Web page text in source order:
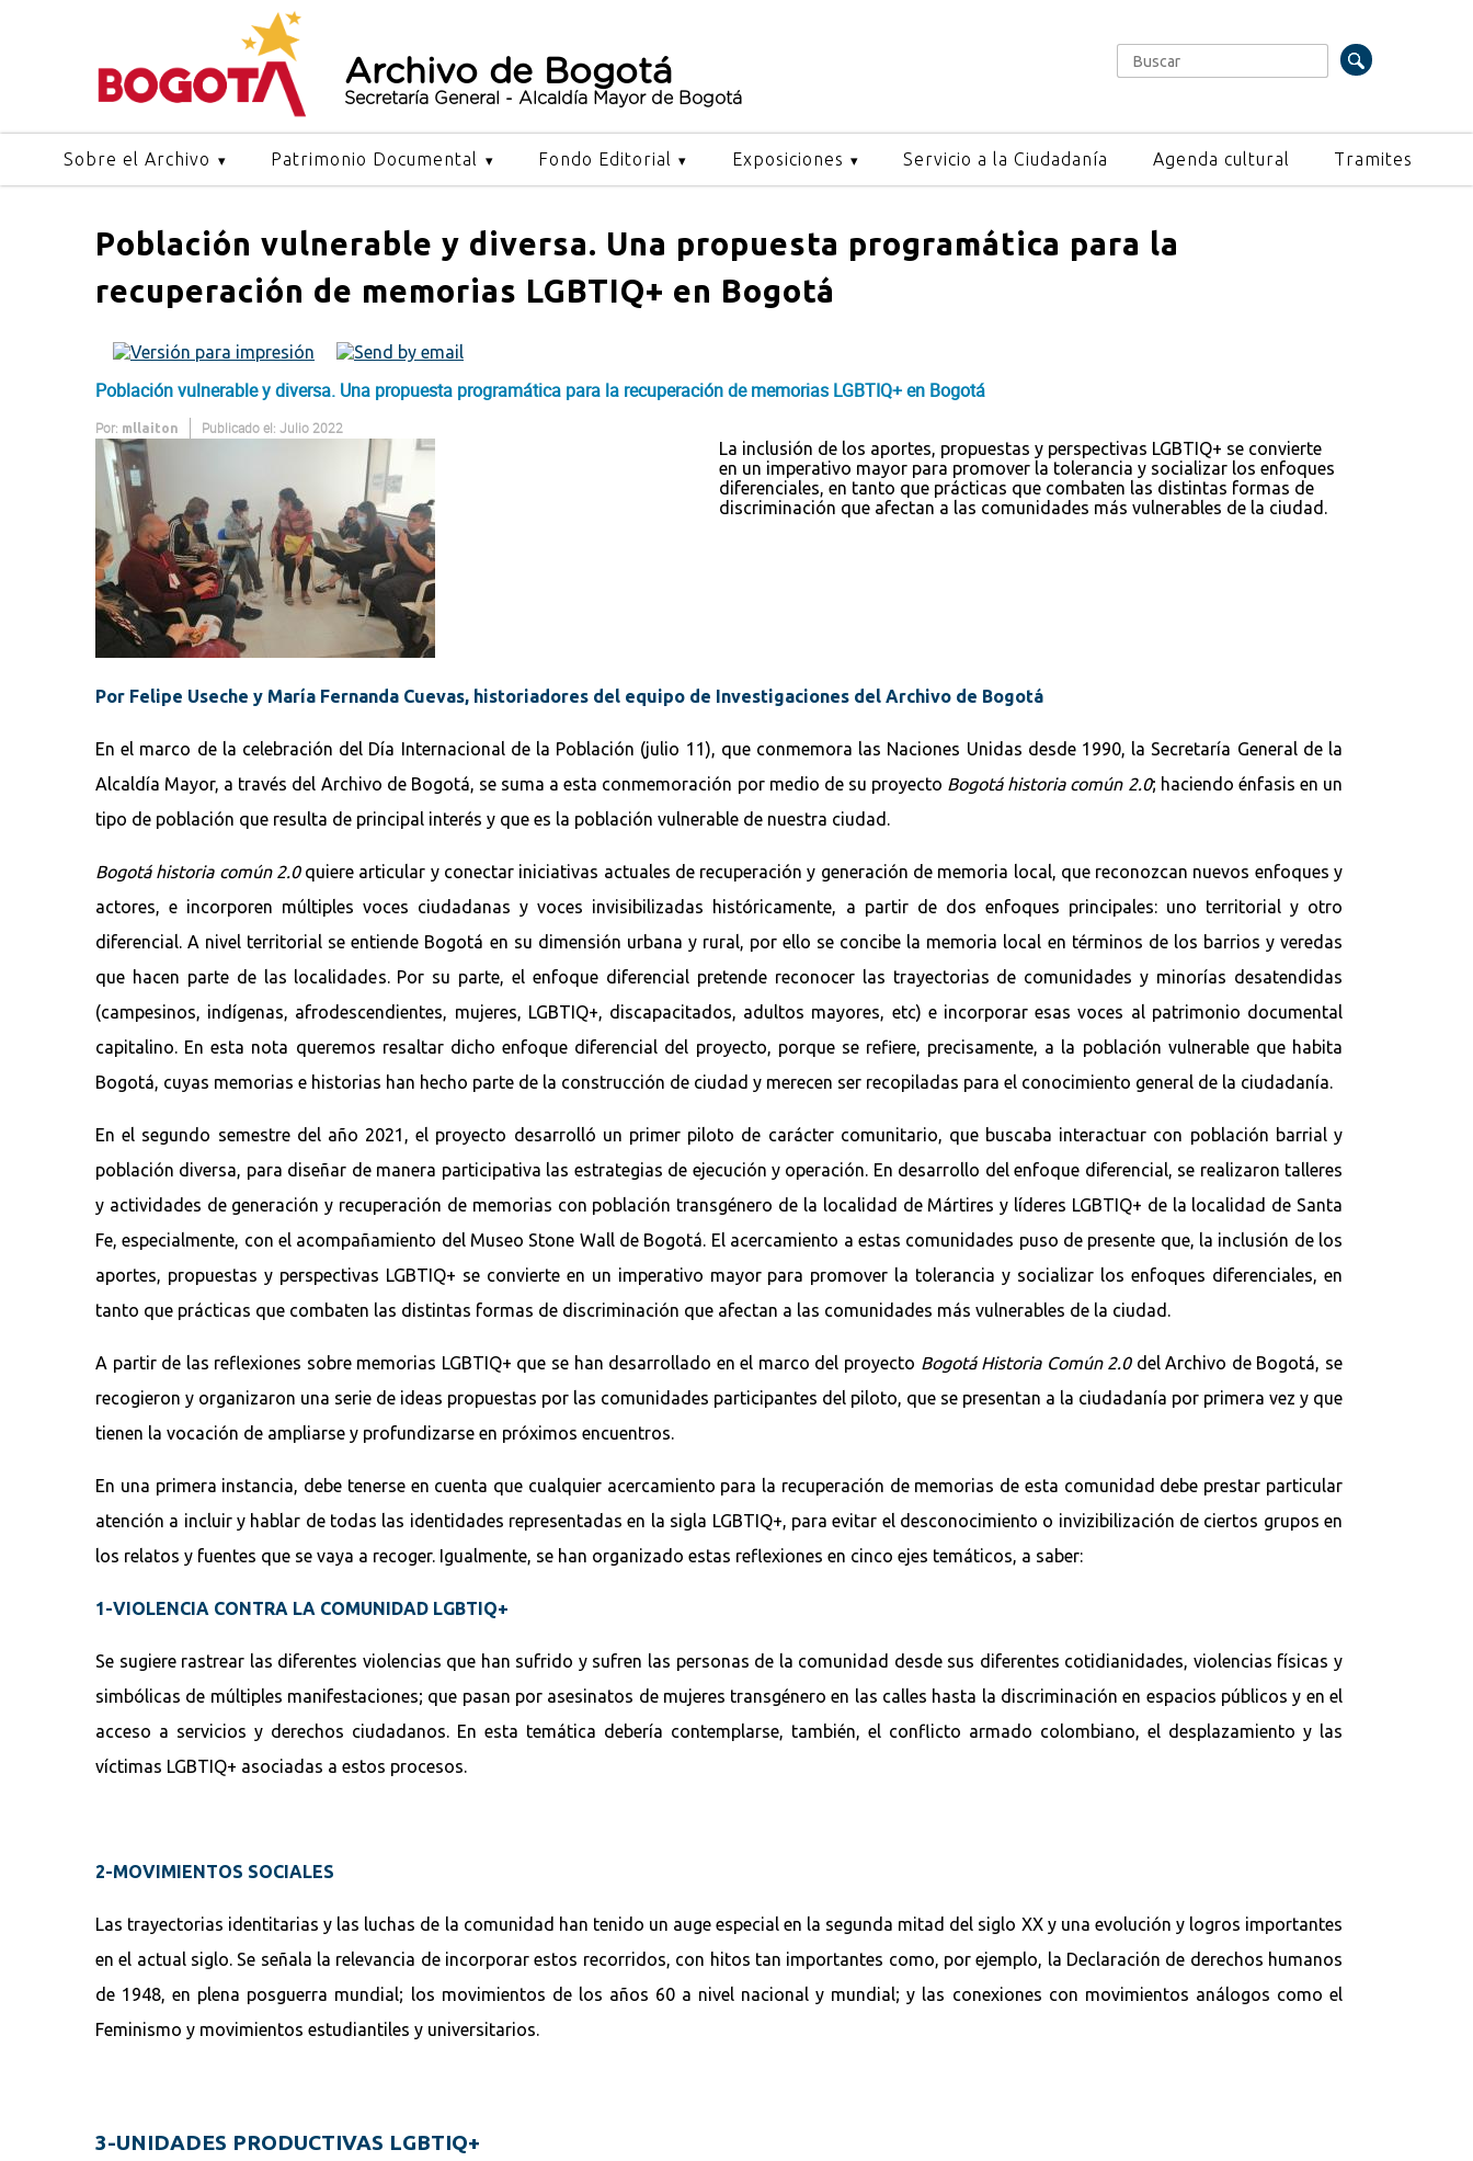
Archivo de Bogotá
Secretaría General - Alcaldía Mayor de Bogotá
Formulario de búsqueda
Buscar
Sobre el Archivo Patrimonio Documental Fondo Editorial Exposiciones Servicio a la Ciudadanía Agenda cultural Tramites
Población vulnerable y diversa. Una propuesta programática para la
recuperación de memorias LGBTIQ+ en Bogotá
Población vulnerable y diversa. Una propuesta programática para la recuperación de memorias LGBTIQ+ en Bogotá
Por: mllaiton Publicado el: Julio 2022
La inclusión de los aportes, propuestas y perspectivas LGBTIQ+ se convierte
en un imperativo mayor para promover la tolerancia y socializar los enfoques
diferenciales, en tanto que prácticas que combaten las distintas formas de
discriminación que afectan a las comunidades más vulnerables de la ciudad.
Por Felipe Useche y María Fernanda Cuevas, historiadores del equipo de Investigaciones del Archivo de Bogotá
En el marco de la celebración del Día Internacional de la Población (julio 11), que conmemora las Naciones Unidas desde 1990, la Secretaría General de la
Alcaldía Mayor, a través del Archivo de Bogotá, se suma a esta conmemoración por medio de su proyecto Bogotá historia común 2.0; haciendo énfasis en un
tipo de población que resulta de principal interés y que es la población vulnerable de nuestra ciudad.
Bogotá historia común 2.0 quiere articular y conectar iniciativas actuales de recuperación y generación de memoria local, que reconozcan nuevos enfoques y
actores, e incorporen múltiples voces ciudadanas y voces invisibilizadas históricamente, a partir de dos enfoques principales: uno territorial y otro
diferencial. A nivel territorial se entiende Bogotá en su dimensión urbana y rural, por ello se concibe la memoria local en términos de los barrios y veredas
que hacen parte de las localidades. Por su parte, el enfoque diferencial pretende reconocer las trayectorias de comunidades y minorías desatendidas
(campesinos, indígenas, afrodescendientes, mujeres, LGBTIQ+, discapacitados, adultos mayores, etc) e incorporar esas voces al patrimonio documental
capitalino. En esta nota queremos resaltar dicho enfoque diferencial del proyecto, porque se refiere, precisamente, a la población vulnerable que habita
Bogotá, cuyas memorias e historias han hecho parte de la construcción de ciudad y merecen ser recopiladas para el conocimiento general de la ciudadanía.
En el segundo semestre del año 2021, el proyecto desarrolló un primer piloto de carácter comunitario, que buscaba interactuar con población barrial y
población diversa, para diseñar de manera participativa las estrategias de ejecución y operación. En desarrollo del enfoque diferencial, se realizaron talleres
y actividades de generación y recuperación de memorias con población transgénero de la localidad de Mártires y líderes LGBTIQ+ de la localidad de Santa
Fe, especialmente, con el acompañamiento del Museo Stone Wall de Bogotá. El acercamiento a estas comunidades puso de presente que, la inclusión de los
aportes, propuestas y perspectivas LGBTIQ+ se convierte en un imperativo mayor para promover la tolerancia y socializar los enfoques diferenciales, en
tanto que prácticas que combaten las distintas formas de discriminación que afectan a las comunidades más vulnerables de la ciudad.
A partir de las reflexiones sobre memorias LGBTIQ+ que se han desarrollado en el marco del proyecto Bogotá Historia Común 2.0del Archivo de Bogotá, se
recogieron y organizaron una serie de ideas propuestas por las comunidades participantes del piloto, que se presentan a la ciudadanía por primera vez y que
tienen la vocación de ampliarse y profundizarse en próximos encuentros.
En una primera instancia, debe tenerse en cuenta que cualquier acercamiento para la recuperación de memorias de esta comunidad debe prestar particular
atención a incluir y hablar de todas las identidades representadas en la sigla LGBTIQ+, para evitar el desconocimiento o invizibilización de ciertos grupos en
los relatos y fuentes que se vaya a recoger. Igualmente, se han organizado estas reflexiones en cinco ejes temáticos, a saber:
1-VIOLENCIA CONTRA LA COMUNIDAD LGBTIQ+
Se sugiere rastrear las diferentes violencias que han sufrido y sufren las personas de la comunidad desde sus diferentes cotidianidades, violencias físicas y
simbólicas de múltiples manifestaciones; que pasan por asesinatos de mujeres transgénero en las calles hasta la discriminación en espacios públicos y en el
acceso a servicios y derechos ciudadanos. En esta temática debería contemplarse, también, el conflicto armado colombiano, el desplazamiento y las
víctimas LGBTIQ+ asociadas a estos procesos.
2-MOVIMIENTOS SOCIALES
Las trayectorias identitarias y las luchas de la comunidad han tenido un auge especial en la segunda mitad del siglo XX y una evolución y logros importantes
en el actual siglo. Se señala la relevancia de incorporar estos recorridos, con hitos tan importantes como, por ejemplo, la Declaración de derechos humanos
de 1948, en plena posguerra mundial; los movimientos de los años 60 a nivel nacional y mundial; y las conexiones con movimientos análogos como el
Feminismo y movimientos estudiantiles y universitarios.
3-UNIDADES PRODUCTIVAS LGBTIQ+